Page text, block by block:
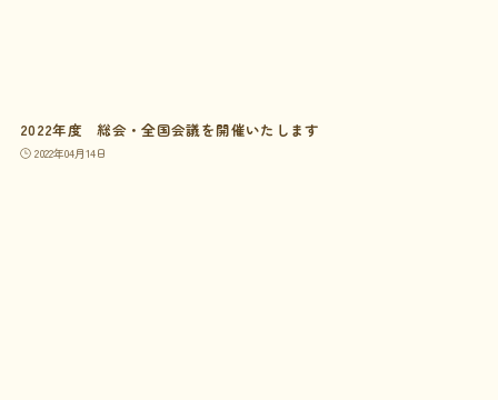
2022年度 総会・全国会議を開催いたします
2022年04月14日